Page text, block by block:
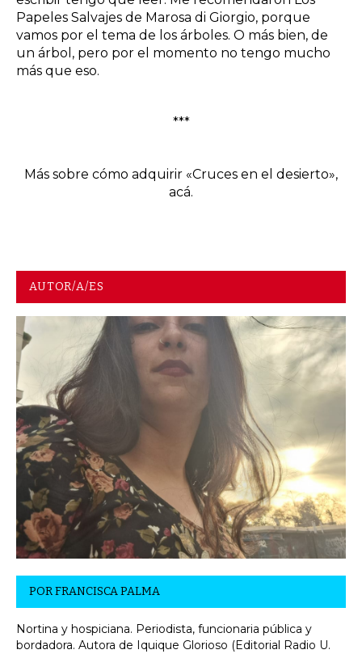
Papeles Salvajes de Marosa di Giorgio, porque
vamos por el tema de los árboles. O más bien, de
un árbol, pero por el momento no tengo mucho
más que eso.
***
Más sobre cómo adquirir «Cruces en el desierto»,
acá.
AUTOR/A/ES
PORFRANCISCA PALMA
Nortina y hospiciana. Periodista, funcionaria pública y
bordadora. Autora de Iquique Glorioso (Editorial Radio U.